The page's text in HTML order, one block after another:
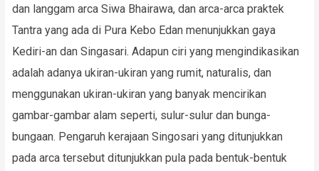
dan langgam arca Siwa Bhairawa, dan arca-arca praktek
Tantra yang ada di Pura Kebo Edan menunjukkan gaya
Kediri-an dan Singasari. Adapun ciri yang mengindikasikan
adalah adanya ukiran-ukiran yang rumit, naturalis, dan
menggunakan ukiran-ukiran yang banyak mencirikan
gambar-gambar alam seperti, sulur-sulur dan bunga-
bungaan. Pengaruh kerajaan Singosari yang ditunjukkan
pada arca tersebut ditunjukkan pula pada bentuk-bentuk